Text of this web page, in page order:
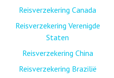
Reisverzekering Canada
Reisverzekering Verenigde
Staten
Reisverzekering China
Reisverzekering Brazilië